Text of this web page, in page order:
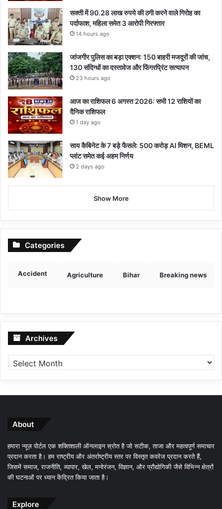
सक्ती में 90.28 लाख रुपये की ठगी करने वाले गिरोह का
पर्दाफाश, महिला समेत 3 आरोपी गिरफ्तार
14 hours ago
जांजगीर पुलिस का बड़ा एक्शन: 150 बाहरी मजदूरों की जांच,
130 संदिग्धों का दस्तावेज और फिंगरप्रिंट सत्यापन
23 hours ago
आज का राशिफल 6 अगस्त 2026: सभी 12 राशियों का
दैनिक राशिफल
1 day ago
साय कैबिनेट के 7 बड़े फैसले: 500 करोड़ AI मिशन, BEML
प्लांट समेत कई अहम निर्णय
2 days ago
Show More
Categories
Accident Agriculture Bihar Breaking news
Archives Archives
About
हमारा न्यूज़ पोर्टल एक शक्तिशाली ऑनलाइन स्रोत है जो सटीक, ताजा और महत्वपूर्ण समाचार
प्रदान करता है। हम राष्ट्रीय और अंतर्राष्ट्रीय स्तर पर विस्तृत कवरेज प्रदान करते हैं,
जिसमें समाज, राजनीति, व्यापार, खेल, मनोरंजन, विज्ञान, और प्रौद्योगिकी जैसे विभिन्न क्षेत्रों
की घटनाओं पर ध्यान केंद्रित किया जाता है।
Explore